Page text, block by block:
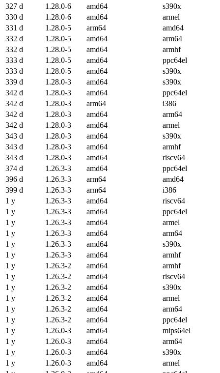
327 d
1.28.0-6 amd64
s390x
330 d
1.28.0-6 amd64
armel
331 d
1.28.0-5 arm64
amd64
332 d
1.28.0-5 amd64
arm64
332 d
1.28.0-5 amd64
armhf
333 d
1.28.0-5 amd64
ppc64el
333 d
1.28.0-5 amd64
s390x
339 d
1.28.0-3 amd64
s390x
342 d
1.28.0-3 amd64
ppc64el
342 d
1.28.0-3 arm64
i386
342 d
1.28.0-3 amd64
arm64
342 d
1.28.0-3 amd64
armel
343 d
1.28.0-3 amd64
s390x
343 d
1.28.0-3 amd64
armhf
343 d
1.28.0-3 amd64
riscv64
374 d
1.26.3-3 amd64
ppc64el
396 d
1.26.3-3 arm64
amd64
399 d
1.26.3-3 arm64
i386
1 y
1.26.3-3 amd64
riscv64
1 y
1.26.3-3 amd64
ppc64el
1 y
1.26.3-3 amd64
armel
1 y
1.26.3-3 amd64
arm64
1 y
1.26.3-3 amd64
s390x
1 y
1.26.3-3 amd64
armhf
1 y
1.26.3-2 amd64
armhf
1 y
1.26.3-2 amd64
riscv64
1 y
1.26.3-2 amd64
s390x
1 y
1.26.3-2 amd64
armel
1 y
1.26.3-2 amd64
arm64
1 y
1.26.3-2 amd64
ppc64el
1 y
1.26.0-3 amd64
mips64el
1 y
1.26.0-3 amd64
arm64
1 y
1.26.0-3 amd64
s390x
1 y
1.26.0-3 amd64
armel